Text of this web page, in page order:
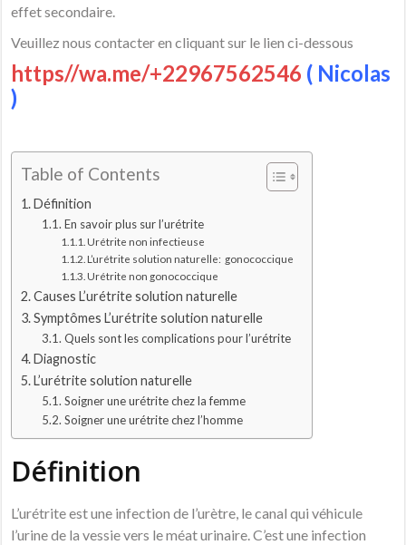
effet secondaire.
Veuillez nous contacter en cliquant sur le lien ci-dessous
https//wa.me/+22967562546 ( Nicolas
)
Table of Contents
Définition
En savoir plus sur l’urétrite
Urétrite non infectieuse
L’urétrite solution naturelle: gonococcique
Urétrite non gonococcique
Causes L’urétrite solution naturelle
Symptômes L’urétrite solution naturelle
Quels sont les complications pour l’urétrite
Diagnostic
L’urétrite solution naturelle
Soigner une urétrite chez la femme
Soigner une urétrite chez l’homme
Définition
L’urétrite est une infection de l’urètre, le canal qui véhicule
l’urine de la vessie vers le méat urinaire. C’est une infection